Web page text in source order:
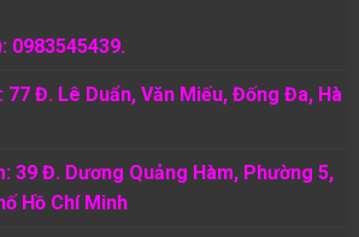
0983545439.
77 Đ. Lê Duẩn, Văn Miếu, Đống Đa, Hà
39 Đ. Dương Quảng Hàm, Phường 5,
Hồ Chí Minh